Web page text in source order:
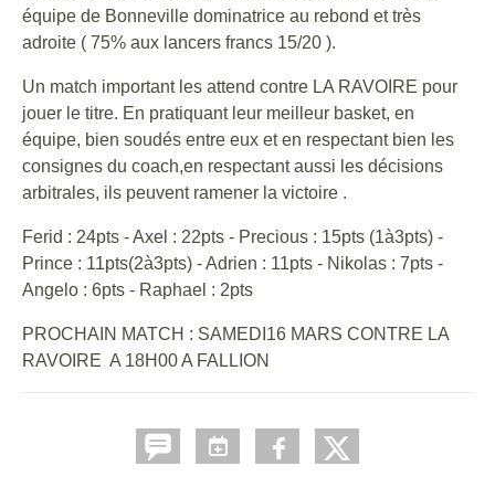
équipe de Bonneville dominatrice au rebond et très
adroite ( 75% aux lancers francs 15/20 ).
Un match important les attend contre LA RAVOIRE pour
jouer le titre. En pratiquant leur meilleur basket, en
équipe, bien soudés entre eux et en respectant bien les
consignes du coach,en respectant aussi les décisions
arbitrales, ils peuvent ramener la victoire .
Ferid : 24pts - Axel : 22pts - Precious : 15pts (1à3pts) -
Prince : 11pts(2à3pts) - Adrien : 11pts - Nikolas : 7pts -
Angelo : 6pts - Raphael : 2pts
PROCHAIN MATCH : SAMEDI16 MARS CONTRE LA
RAVOIRE A 18H00 A FALLION